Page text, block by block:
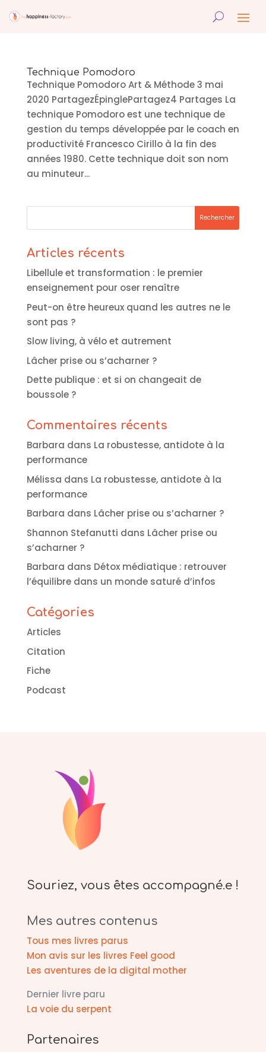
Technique Pomodoro
Technique Pomodoro Art & Méthode 3 mai
2020 PartagezÉpinglePartagez4 Partages La
technique Pomodoro est une technique de
gestion du temps développée par le coach en
productivité Francesco Cirillo à la fin des
années 1980. Cette technique doit son nom
au minuteur...
Articles récents
Libellule et transformation : le premier
enseignement pour oser renaître
Peut-on être heureux quand les autres ne le
sont pas ?
Slow living, à vélo et autrement
Lâcher prise ou s’acharner ?
Dette publique : et si on changeait de
boussole ?
Commentaires récents
Barbara dans La robustesse, antidote à la
performance
Mélissa dans La robustesse, antidote à la
performance
Barbara dans Lâcher prise ou s’acharner ?
Shannon Stefanutti dans Lâcher prise ou
s’acharner ?
Barbara dans Détox médiatique : retrouver
l’équilibre dans un monde saturé d’infos
Catégories
Articles
Citation
Fiche
Podcast
Souriez, vous êtes accompagné.e !
Mes autres contenus
Tous mes livres parus
Mon avis sur les livres Feel good
Les aventures de la digital mother
Dernier livre paru
La voie du serpent
Partenaires